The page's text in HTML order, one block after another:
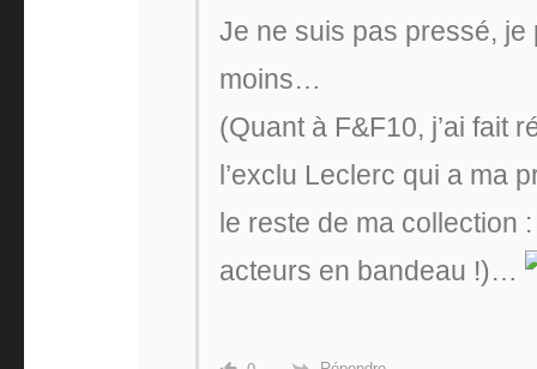
Je ne suis pas pressé,
moins…
(Quant à F&F10, j’ai fait
l’exclu Leclerc qui a ma
le reste de ma collection
acteurs en bandeau !)…